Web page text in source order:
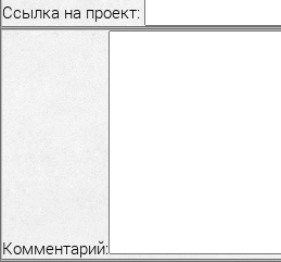
Ссылка на проект:
Комментарий: